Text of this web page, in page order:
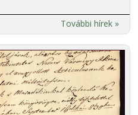
További hírek »